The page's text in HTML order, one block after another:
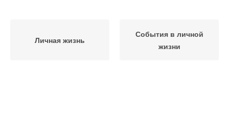
Личная жизнь
События в личной
жизни